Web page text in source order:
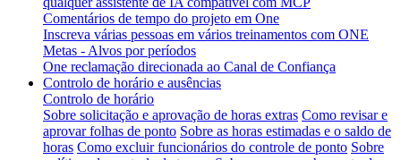
Comentários de tempo do projeto em One
Inscreva várias pessoas em vários treinamentos com ONE
Metas - Alvos por períodos
One reclamação direcionada ao Canal de Confiança
Controlo de horário e ausências
Controlo de horário
Sobre solicitação e aprovação de horas extras Como revisar e
aprovar folhas de ponto Sobre as horas estimadas e o saldo de
horas Como excluir funcionários do controle de ponto Sobre